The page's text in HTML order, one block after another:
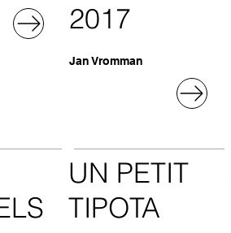
2017
Jan Vromman
UN PETIT
TIPOTA